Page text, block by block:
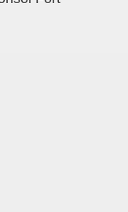
A. Zurita